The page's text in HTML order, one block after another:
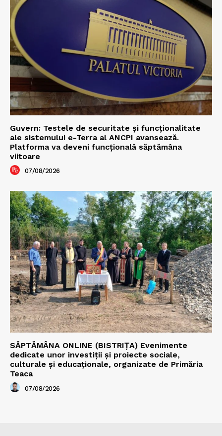
Guvern: Testele de securitate și funcționalitate
ale sistemului e-Terra al ANCPI avansează.
Platforma va deveni funcțională săptămâna
viitoare
07/08/2026
SĂPTĂMÂNA ONLINE (BISTRIȚA) Evenimente
dedicate unor investiții și proiecte sociale,
culturale și educaționale, organizate de Primăria
Teaca
07/08/2026